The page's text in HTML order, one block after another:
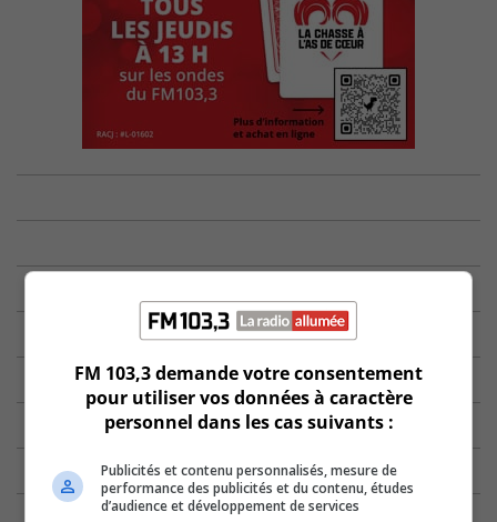
FM 103,3 demande votre consentement
pour utiliser vos données à caractère
personnel dans les cas suivants :
Publicités et contenu personnalisés, mesure de
performance des publicités et du contenu, études
d’audience et développement de services